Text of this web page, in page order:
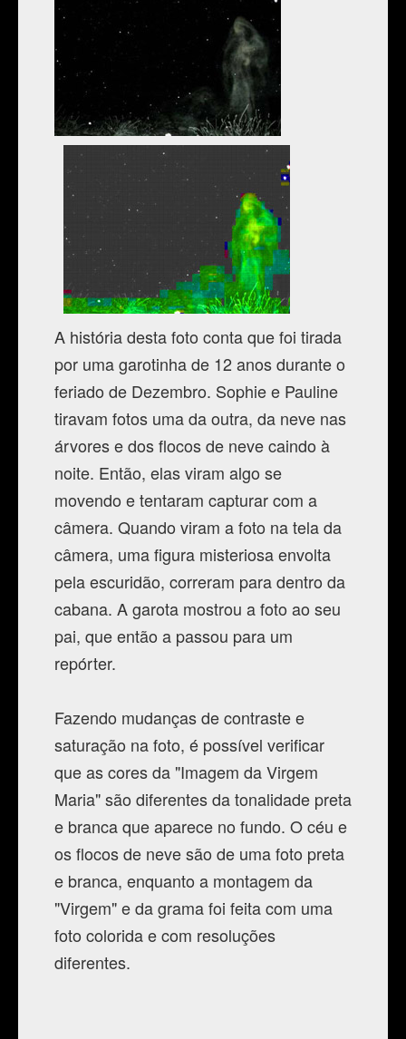
A história desta foto conta que foi tirada
por uma garotinha de 12 anos durante o
feriado de Dezembro. Sophie e Pauline
tiravam fotos uma da outra, da neve nas
árvores e dos flocos de neve caindo à
noite. Então, elas viram algo se
movendo e tentaram capturar com a
câmera. Quando viram a foto na tela da
câmera, uma figura misteriosa envolta
pela escuridão, correram para dentro da
cabana. A garota mostrou a foto ao seu
pai, que então a passou para um
repórter.
Fazendo mudanças de contraste e
saturação na foto, é possível verificar
que as cores da "Imagem da Virgem
Maria" são diferentes da tonalidade preta
e branca que aparece no fundo. O céu e
os flocos de neve são de uma foto preta
e branca, enquanto a montagem da
"Virgem" e da grama foi feita com uma
foto colorida e com resoluções
diferentes.